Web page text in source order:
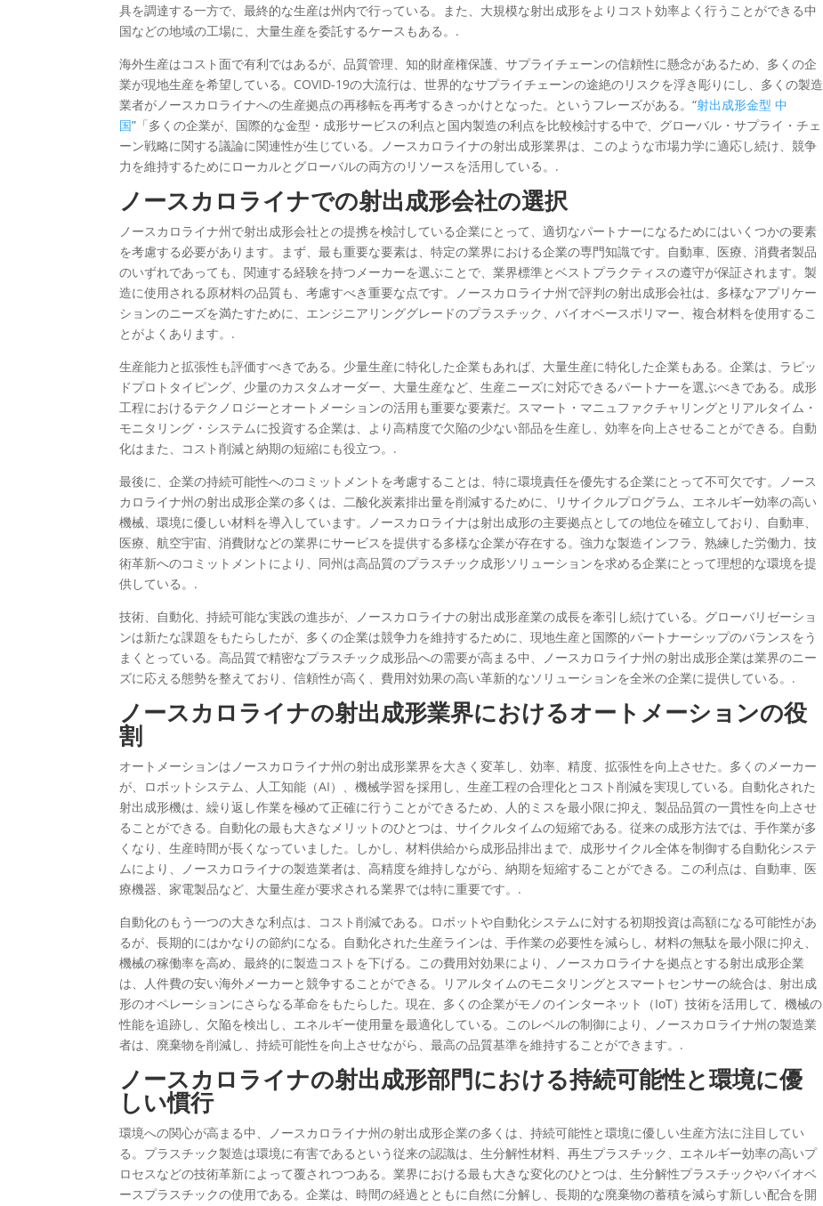
具を調達する一方で、最終的な生産は州内で行っている。また、大規模な射出成形をよりコスト効率よく行うことができる中
国などの地域の工場に、大量生産を委託するケースもある。.
海外生産はコスト面で有利ではあるが、品質管理、知的財産権保護、サプライチェーンの信頼性に懸念があるため、多くの企
業が現地生産を希望している。COVID-19の大流行は、世界的なサプライチェーンの途絶のリスクを浮き彫りにし、多くの製造
業者がノースカロライナへの生産拠点の再移転を再考するきっかけとなった。というフレーズがある。“射出成形金型 中
国”「多くの企業が、国際的な金型・成形サービスの利点と国内製造の利点を比較検討する中で、グローバル・サプライ・チェ
ーン戦略に関する議論に関連性が生じている。ノースカロライナの射出成形業界は、このような市場力学に適応し続け、競争
力を維持するためにローカルとグローバルの両方のリソースを活用している。.
ノースカロライナでの射出成形会社の選択
ノースカロライナ州で射出成形会社との提携を検討している企業にとって、適切なパートナーになるためにはいくつかの要素
を考慮する必要があります。まず、最も重要な要素は、特定の業界における企業の専門知識です。自動車、医療、消費者製品
のいずれであっても、関連する経験を持つメーカーを選ぶことで、業界標準とベストプラクティスの遵守が保証されます。製
造に使用される原材料の品質も、考慮すべき重要な点です。ノースカロライナ州で評判の射出成形会社は、多様なアプリケー
ションのニーズを満たすために、エンジニアリンググレードのプラスチック、バイオベースポリマー、複合材料を使用するこ
とがよくあります。.
生産能力と拡張性も評価すべきである。少量生産に特化した企業もあれば、大量生産に特化した企業もある。企業は、ラピッ
ドプロトタイピング、少量のカスタムオーダー、大量生産など、生産ニーズに対応できるパートナーを選ぶべきである。成形
工程におけるテクノロジーとオートメーションの活用も重要な要素だ。スマート・マニュファクチャリングとリアルタイム・
モニタリング・システムに投資する企業は、より高精度で欠陥の少ない部品を生産し、効率を向上させることができる。自動
化はまた、コスト削減と納期の短縮にも役立つ。.
最後に、企業の持続可能性へのコミットメントを考慮することは、特に環境責任を優先する企業にとって不可欠です。ノース
カロライナ州の射出成形企業の多くは、二酸化炭素排出量を削減するために、リサイクルプログラム、エネルギー効率の高い
機械、環境に優しい材料を導入しています。ノースカロライナは射出成形の主要拠点としての地位を確立しており、自動車、
医療、航空宇宙、消費財などの業界にサービスを提供する多様な企業が存在する。強力な製造インフラ、熟練した労働力、技
術革新へのコミットメントにより、同州は高品質のプラスチック成形ソリューションを求める企業にとって理想的な環境を提
供している。.
技術、自動化、持続可能な実践の進歩が、ノースカロライナの射出成形産業の成長を牽引し続けている。グローバリゼーショ
ンは新たな課題をもたらしたが、多くの企業は競争力を維持するために、現地生産と国際的パートナーシップのバランスをう
まくとっている。高品質で精密なプラスチック成形品への需要が高まる中、ノースカロライナ州の射出成形企業は業界のニー
ズに応える態勢を整えており、信頼性が高く、費用対効果の高い革新的なソリューションを全米の企業に提供している。.
ノースカロライナの射出成形業界におけるオートメーションの役
割
オートメーションはノースカロライナ州の射出成形業界を大きく変革し、効率、精度、拡張性を向上させた。多くのメーカー
が、ロボットシステム、人工知能（AI）、機械学習を採用し、生産工程の合理化とコスト削減を実現している。自動化された
射出成形機は、繰り返し作業を極めて正確に行うことができるため、人的ミスを最小限に抑え、製品品質の一貫性を向上させ
ることができる。自動化の最も大きなメリットのひとつは、サイクルタイムの短縮である。従来の成形方法では、手作業が多
くなり、生産時間が長くなっていました。しかし、材料供給から成形品排出まで、成形サイクル全体を制御する自動化システ
ムにより、ノースカロライナの製造業者は、高精度を維持しながら、納期を短縮することができる。この利点は、自動車、医
療機器、家電製品など、大量生産が要求される業界では特に重要です。.
自動化のもう一つの大きな利点は、コスト削減である。ロボットや自動化システムに対する初期投資は高額になる可能性があ
るが、長期的にはかなりの節約になる。自動化された生産ラインは、手作業の必要性を減らし、材料の無駄を最小限に抑え、
機械の稼働率を高め、最終的に製造コストを下げる。この費用対効果により、ノースカロライナを拠点とする射出成形企業
は、人件費の安い海外メーカーと競争することができる。リアルタイムのモニタリングとスマートセンサーの統合は、射出成
形のオペレーションにさらなる革命をもたらした。現在、多くの企業がモノのインターネット（IoT）技術を活用して、機械の
性能を追跡し、欠陥を検出し、エネルギー使用量を最適化している。このレベルの制御により、ノースカロライナ州の製造業
者は、廃棄物を削減し、持続可能性を向上させながら、最高の品質基準を維持することができます。.
ノースカロライナの射出成形部門における持続可能性と環境に優
しい慣行
環境への関心が高まる中、ノースカロライナ州の射出成形企業の多くは、持続可能性と環境に優しい生産方法に注目してい
る。プラスチック製造は環境に有害であるという従来の認識は、生分解性材料、再生プラスチック、エネルギー効率の高いプ
ロセスなどの技術革新によって覆されつつある。業界における最も大きな変化のひとつは、生分解性プラスチックやバイオベ
ースプラスチックの使用である。企業は、時間の経過とともに自然に分解し、長期的な廃棄物の蓄積を減らす新しい配合を開